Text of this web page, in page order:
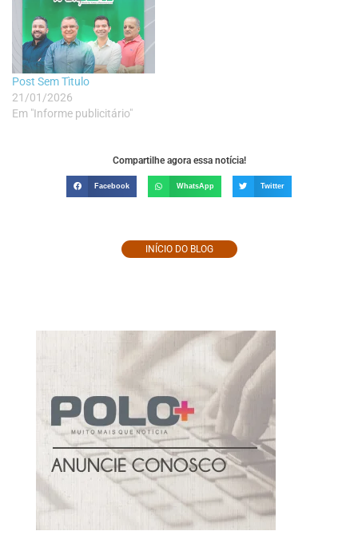
Post Sem Tìtulo
21/01/2026
Em "Informe publicitário"
Compartilhe agora essa notícia!
Facebook WhatsApp Twitter
INÍCIO DO BLOG